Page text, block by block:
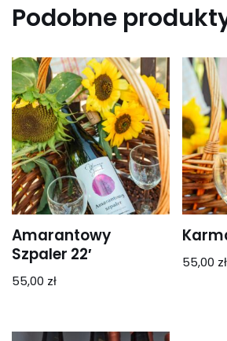
Podobne
Amarantowy
Szpaler 22′
55,00 zł
55,00 zł